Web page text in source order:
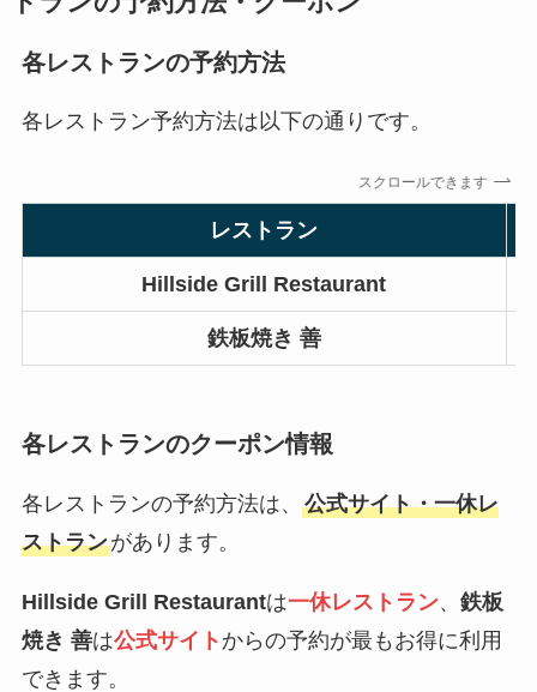
各レストランの予約方法
各レストラン予約方法は以下の通りです。
スクロールできます
レストラン
Hillside Grill Restaurant
鉄板焼き 善
各レストランのクーポン情報
各レストランの予約方法は、 公式サイト・一休レ
ストランがあります。
Hillside Grill Restaurantは一休レストラン、 鉄板
焼き 善は公式サイト からの予約が最もお得に利用
できます。